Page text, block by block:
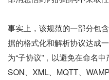
事实上，该规范的一部分包
据的格式化和解析协议达成
为“子协议”，以避免在命名
SON、XML、MQTT、